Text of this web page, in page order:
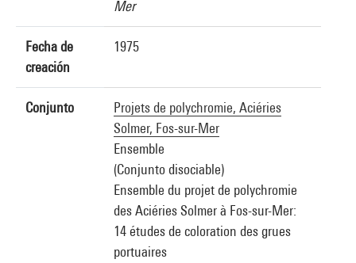
Mer
Fecha de
creación
1975
Conjunto
Projets de polychromie, Aciéries
Solmer, Fos-sur-Mer
Ensemble
(Conjunto disociable)
Ensemble du projet de polychromie
des Aciéries Solmer à Fos-sur-Mer:
14 études de coloration des grues
portuaires